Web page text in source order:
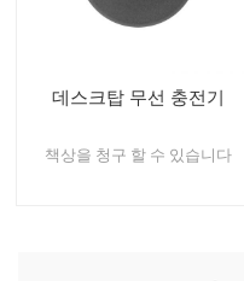
데스크탑 무선 충전기
책상을 청구 할 수 있습니다